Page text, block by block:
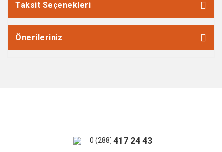
Taksit Seçenekleri
Önerileriniz
0 (288) 417 24 43